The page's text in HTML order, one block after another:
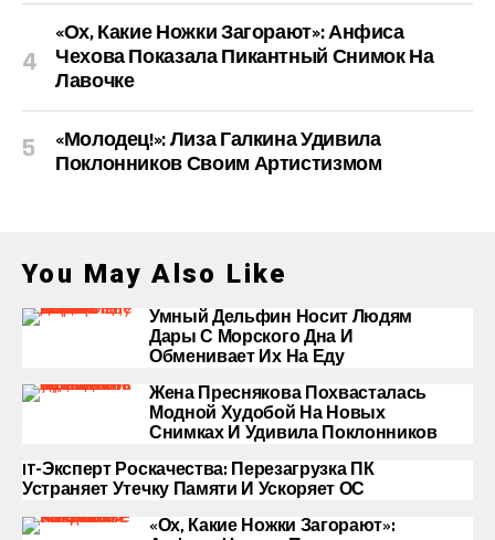
«Ох, Какие Ножки Загорают»: Анфиса
Чехова Показала Пикантный Снимок На
Лавочке
«Молодец!»: Лиза Галкина Удивила
Поклонников Своим Артистизмом
You May Also Like
Умный Дельфин Носит Людям
Дары С Морского Дна И
Обменивает Их На Еду
Жена Преснякова Похвасталась
Модной Худобой На Новых
Снимках И Удивила Поклонников
IT-Эксперт Роскачества: Перезагрузка ПК
Устраняет Утечку Памяти И Ускоряет ОС
«Ох, Какие Ножки Загорают»: